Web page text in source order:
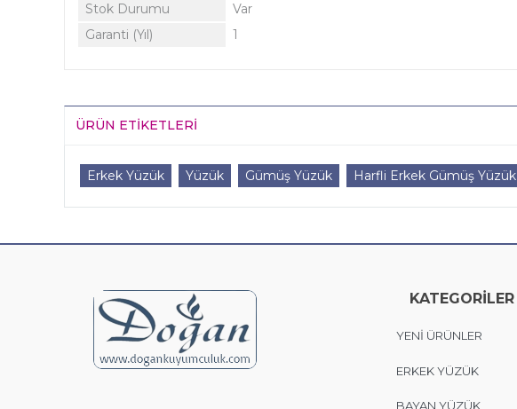
Stok Durumu
Var
Garanti (Yıl)
1
ÜRÜN ETIKETLERI
Erkek Yüzük Yüzük Gümüş Yüzük Harfli Erkek Gümüş Yüzük
KATEGORİLER
YENİ ÜRÜNLER
ERKEK YÜZÜK
BAYAN YÜZÜK